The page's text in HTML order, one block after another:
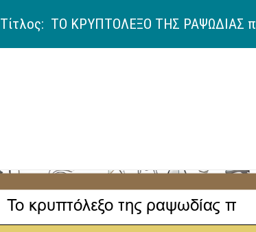
Τίτλος: ΤΟ ΚΡΥΠΤΟΛΕΞΟ ΤΗΣ ΡΑΨΩΔΙΑΣ π